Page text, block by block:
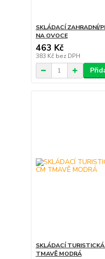
SKLÁDACÍ ZAHRADNÍ/
NA OVOCE
463 Kč
383 Kč bez DPH
SKLÁDACÍ
TMAVĚ MODRÁ